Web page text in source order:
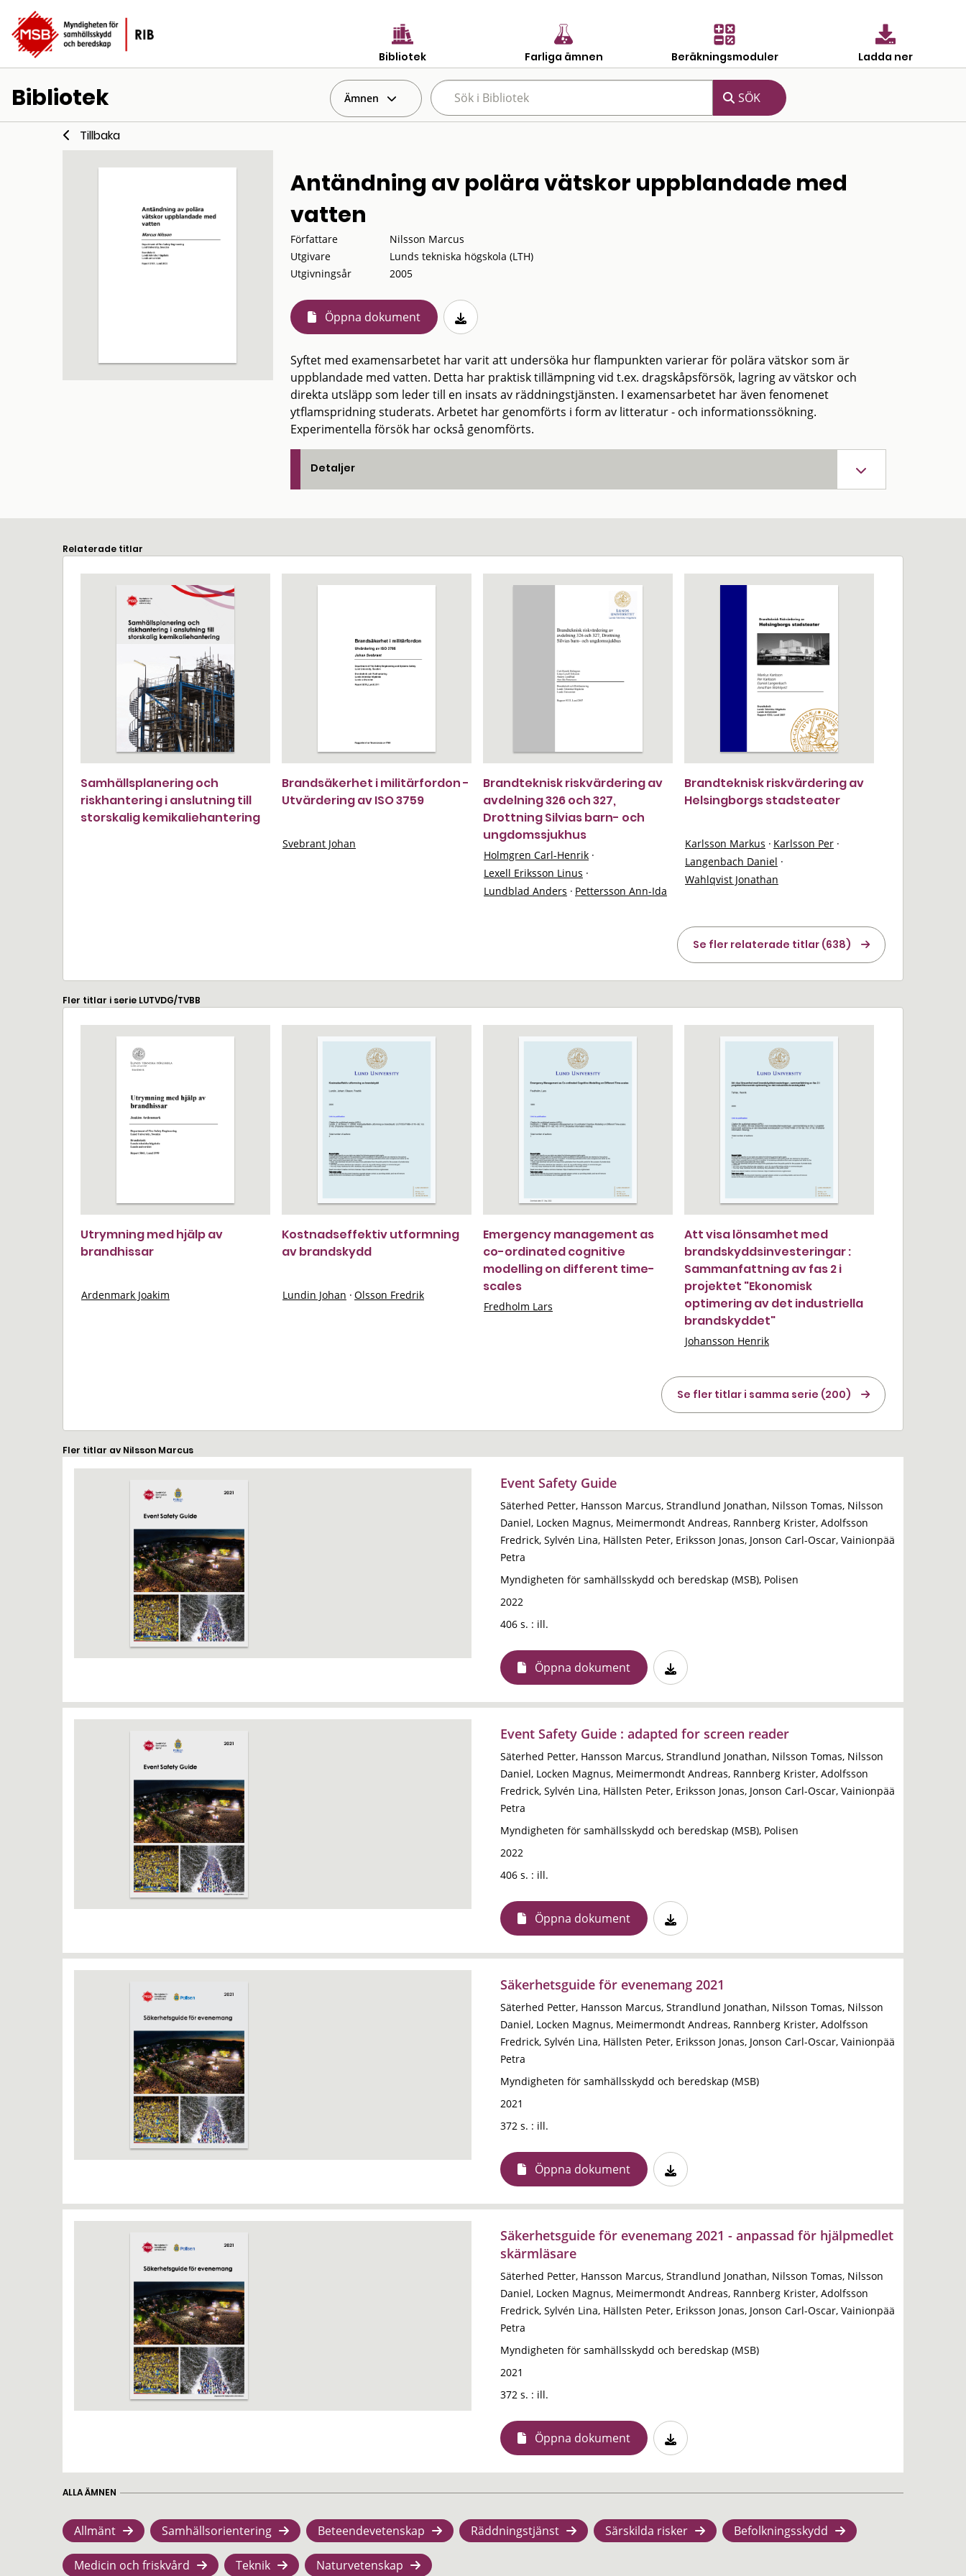
Bibliotek Farliga ämnen Beräkningsmoduler Ladda ner
Bibliotek Ämnen
Tillbaka
Antändning av polära vätskor uppblandade med
vatten
Författare
Nilsson Marcus
Utgivare
Lunds tekniska högskola (LTH)
Utgivningsår
2005
Öppna dokument
Syftet med examensarbetet har varit att undersöka hur flampunkten varierar för polära vätskor som är
uppblandade med vatten. Detta har praktisk tillämpning vid t.ex. dragskåpsförsök, lagring av vätskor och
direkta utsläpp som leder till en insats av räddningstjänsten. I examensarbetet har även fenomenet
ytflamspridning studerats. Arbetet har genomförts i form av litteratur - och informationssökning.
Experimentella försök har också genomförts.
Detaljer
Relaterade titlar
Samhällsplanering och
riskhantering i anslutning till
storskalig kemikaliehantering
Brandsäkerhet i militärfordon -
Utvärdering av ISO 3759
Svebrant Johan
Brandteknisk riskvärdering av
avdelning 326 och 327,
Drottning Silvias barn- och
ungdomssjukhus
Holmgren Carl-Henrik ·
Lexell Eriksson Linus ·
Lundblad Anders · Pettersson Ann-Ida
Brandteknisk riskvärdering av
Helsingborgs stadsteater
Karlsson Markus · Karlsson Per ·
Langenbach Daniel ·
Wahlqvist Jonathan
Se fler relaterade titlar (638)
Fler titlar i serie LUTVDG/TVBB
Utrymning med hjälp av
brandhissar
Ardenmark Joakim
Kostnadseffektiv utformning
av brandskydd
Lundin Johan · Olsson Fredrik
Emergency management as
co-ordinated cognitive
modelling on different time-
scales
Fredholm Lars
Att visa lönsamhet med
brandskyddsinvesteringar :
Sammanfattning av fas 2 i
projektet "Ekonomisk
optimering av det industriella
brandskyddet"
Johansson Henrik
Se fler titlar i samma serie (200)
Fler titlar av Nilsson Marcus
Event Safety Guide
Säterhed Petter, Hansson Marcus, Strandlund Jonathan, Nilsson Tomas, Nilsson
Daniel, Locken Magnus, Meimermondt Andreas, Rannberg Krister, Adolfsson
Fredrick, Sylvén Lina, Hällsten Peter, Eriksson Jonas, Jonson Carl-Oscar, Vainionpää
Petra
Myndigheten för samhällsskydd och beredskap (MSB), Polisen
2022
406 s. : ill.
Öppna dokument
Event Safety Guide : adapted for screen reader
Säterhed Petter, Hansson Marcus, Strandlund Jonathan, Nilsson Tomas, Nilsson
Daniel, Locken Magnus, Meimermondt Andreas, Rannberg Krister, Adolfsson
Fredrick, Sylvén Lina, Hällsten Peter, Eriksson Jonas, Jonson Carl-Oscar, Vainionpää
Petra
Myndigheten för samhällsskydd och beredskap (MSB), Polisen
2022
406 s. : ill.
Öppna dokument
Säkerhetsguide för evenemang 2021
Säterhed Petter, Hansson Marcus, Strandlund Jonathan, Nilsson Tomas, Nilsson
Daniel, Locken Magnus, Meimermondt Andreas, Rannberg Krister, Adolfsson
Fredrick, Sylvén Lina, Hällsten Peter, Eriksson Jonas, Jonson Carl-Oscar, Vainionpää
Petra
Myndigheten för samhällsskydd och beredskap (MSB)
2021
372 s. : ill.
Öppna dokument
Säkerhetsguide för evenemang 2021 - anpassad för hjälpmedlet
skärmläsare
Säterhed Petter, Hansson Marcus, Strandlund Jonathan, Nilsson Tomas, Nilsson
Daniel, Locken Magnus, Meimermondt Andreas, Rannberg Krister, Adolfsson
Fredrick, Sylvén Lina, Hällsten Peter, Eriksson Jonas, Jonson Carl-Oscar, Vainionpää
Petra
Myndigheten för samhällsskydd och beredskap (MSB)
2021
372 s. : ill.
Öppna dokument
ALLA ÄMNEN
Allmänt Samhällsorientering Beteendevetenskap Räddningstjänst Särskilda risker Befolkningsskydd
Medicin och friskvård Teknik Naturvetenskap